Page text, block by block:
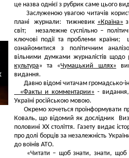
це назва однієї з рубрик саме цього
Заслуженою увагою читачів
плані журнали: тижневик «Країна»
світ; незалежне суспільно –
ключові події та проблеми країни;
ознайомитися з політичним
вільними думками журналістів щодо
культура» та «Чумацький шлях»
видання.
Давно відомі читачам громадсько-
«Факты и комментарии» -
Україні російською мовою.
Окремо хочеться проінформувати
Коваль, що відомий як дослідник
половині ХХ століття. Газету видає
про долі борців за незалежність
до воїнів АТО.
«Читати – щоб знати, знати,